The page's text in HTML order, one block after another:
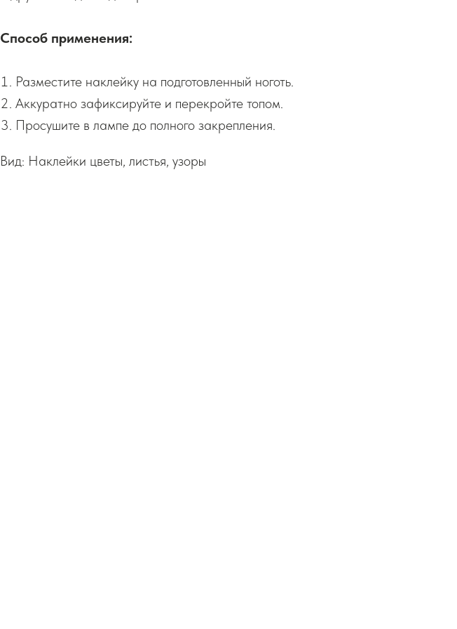
Способ применения:
Разместите наклейку на подготовленный ноготь.
Аккуратно зафиксируйте и перекройте топом.
Просушите в лампе до полного закрепления.
Вид: Наклейки цветы, листья, узоры